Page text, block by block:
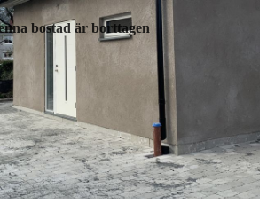
bostad är borttagen